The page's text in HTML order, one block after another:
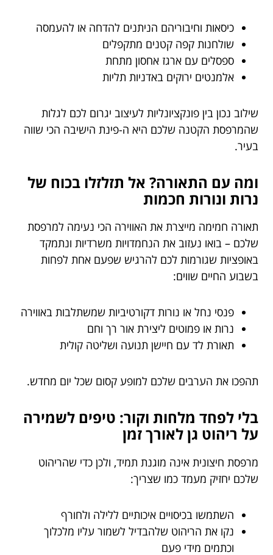
כיסאות וחיבוריהם הניתנים להדחה או להעמסה
שולחנות קפה קטנים מתקפלים
ספסלים עם ארגז אחסון מתחת
אלמנטים ירוקים באדניות תליות
שילוב נכון בין פונקציונליות לעיצוב יגרום לכם לגלות
שהמרפסת הקטנה שלכם היא ה-פינת הישיבה הכי שווה
בעיר.
ומה עם התאורה? אל תזלזלו בכוח של
נרות ונורות חכמות
תאורה חמימה מייצרת את האווירה הכי נעימה למרפסת
שלכם – בואו נעזוב את הנחמדויות משרדיות ונתמקד
באופציות שגורמות לכם להרגיש שפעם אחת לפחות
בשבוע החיים שווים:
פנסי נחל או נורות דקורטיביות שמשתלבות באווירה
נרות או פמוטים ליצירת אור רך וחם
תאורת לד עם חיישן תנועה ושליטה קולית
תהפכו את הערבים שלכם למופע קסום שכל יום מחדש.
בלי לפחד מלחות וקור: טיפים לשמירה
על ריהוט גן לאורך זמן
מרפסת חיצונית אינה מוגנת תמיד, ולכן כדי שהריהוט
שלכם יחזיק מעמד כמו שצריך:
השתמשו בכיסויים איכותיים ללילה ולחורף
נקו את הריהוט שלהבדיל לשמור עליו מלכלוך
וכתמים מידי פעם